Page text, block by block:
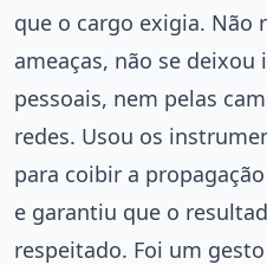
que o cargo exigia. Não
ameaças, não se
pessoais, nem pelas
redes. Usou os
para coibir a
e garantiu que o
respeitado. Foi um